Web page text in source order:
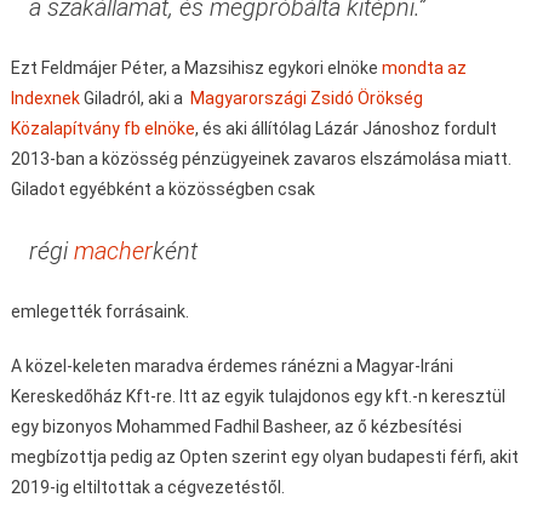
a szakállamat, és megpróbálta kitépni.”
Ezt Feldmájer Péter, a Mazsihisz egykori elnöke mondta az
IndexnekGiladról, aki a Magyarországi Zsidó Örökség
Közalapítvány fb elnöke, és aki állítólag Lázár Jánoshoz fordult
2013-ban a közösség pénzügyeinek zavaros elszámolása miatt.
Giladot egyébként a közösségben csak
régimacherként
emlegették forrásaink.
A közel-keleten maradva érdemes ránézni a Magyar-Iráni
Kereskedőház Kft-re. Itt az egyik tulajdonos egy kft.-n keresztül
egy bizonyos Mohammed Fadhil Basheer, az ő kézbesítési
megbízottja pedig az Opten szerint egy olyan budapesti férfi, akit
2019-ig eltiltottak a cégvezetéstől.